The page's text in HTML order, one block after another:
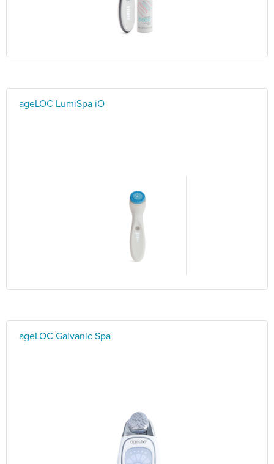
ageLOC LumiSpa iO
ageLOC Galvanic Spa